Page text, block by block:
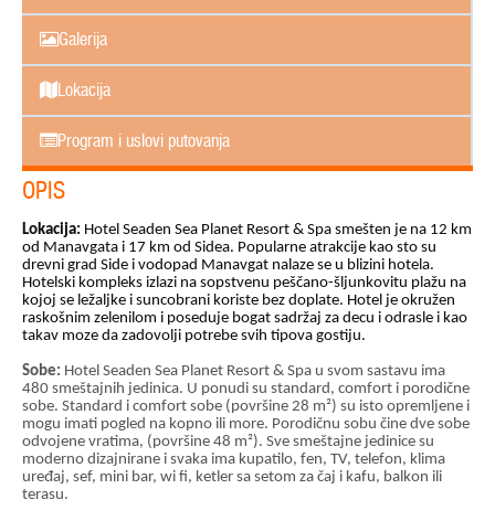
Galerija
Lokacija
Program i uslovi putovanja
OPIS
Lokacija: Hotel Seaden Sea Planet Resort & Spa smešten je na 12 km
od Manavgata i 17 km od Sidea. Popularne atrakcije kao sto su
drevni grad Side i vodopad Manavgat nalaze se u blizini hotela.
Hotelski kompleks izlazi na sopstvenu peščano-šljunkovitu plažu na
kojoj se ležaljke i suncobrani koriste bez doplate. Hotel je okružen
raskošnim zelenilom i poseduje bogat sadržaj za decu i odrasle i kao
takav moze da zadovolji potrebe svih tipova gostiju.
Sobe: Hotel Seaden Sea Planet Resort & Spa u svom sastavu ima
480 smeštajnih jedinica. U ponudi su standard, comfort i porodične
sobe. Standard i comfort sobe (površine 28 m²) su isto opremljene i
mogu imati pogled na kopno ili more. Porodičnu sobu čine dve sobe
odvojene vratima, (površine 48 m²). Sve smeštajne jedinice su
moderno dizajnirane i svaka ima kupatilo, fen, TV, telefon, klima
uređaj, sef, mini bar, wi fi, ketler sa setom za čaj i kafu, balkon ili
terasu.